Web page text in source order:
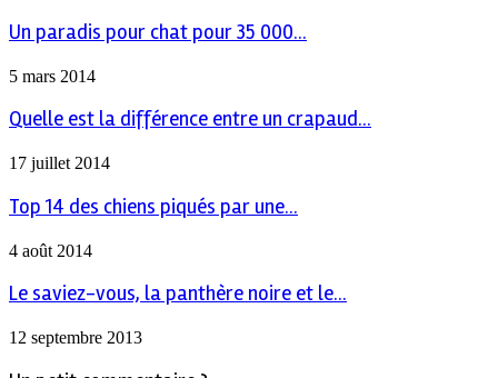
Un paradis pour chat pour 35 000...
5 mars 2014
Quelle est la différence entre un crapaud...
17 juillet 2014
Top 14 des chiens piqués par une...
4 août 2014
Le saviez-vous, la panthère noire et le...
12 septembre 2013